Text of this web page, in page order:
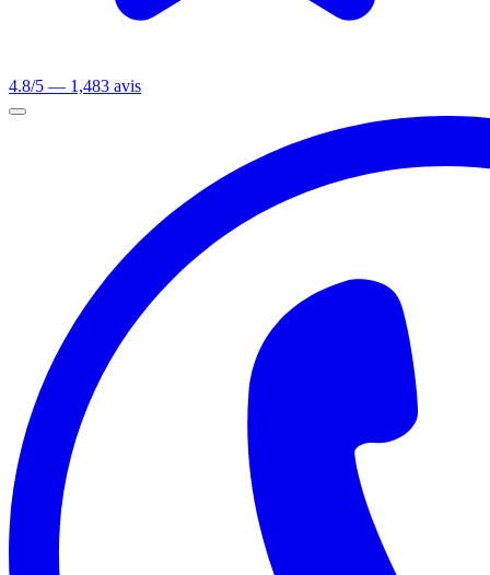
4.8/5 — 1,483 avis
Ouvrir le menu